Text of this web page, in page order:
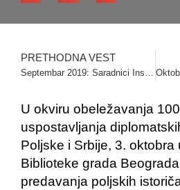
PRETHODNA VEST
Septembar 2019: Saradnici Instituta učestvovali na VII konferenciji o jugoslovensko-poljskim odnosima
U okviru obeležavanja
uspostavljanja
Poljske i Srbije, 3. oktobra
Biblioteke grada
predavanja poljskih